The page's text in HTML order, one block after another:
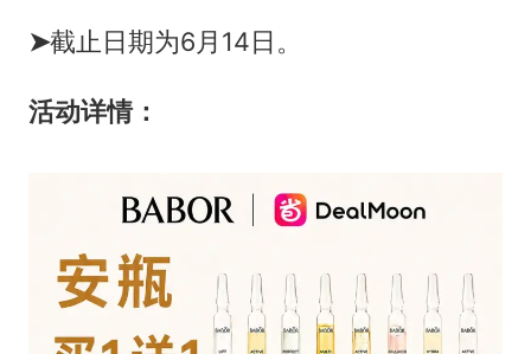
➤截止日期为6月14日。
活动详情：